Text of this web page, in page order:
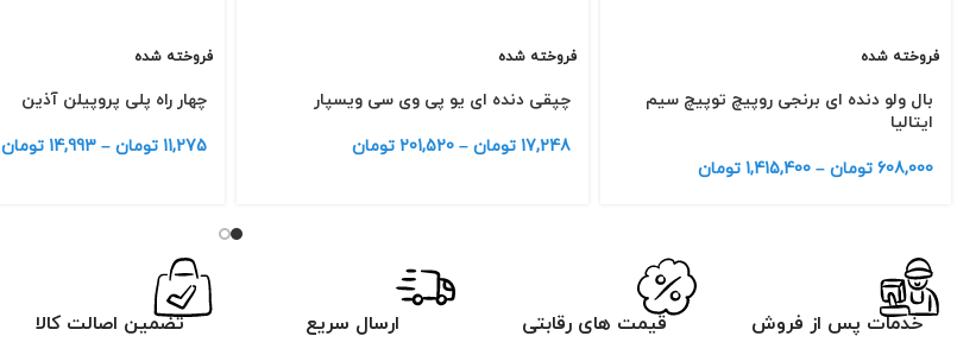
فروخته شده
بال ولو دنده ای برنجی روپیچ توپیچ سیم
ایتالیا
608,000 تومان –
1,415,400 تومان
فروخته شده
چپقی دنده ای یو پی وی سی ویسپار
17,248 تومان –
201,520 تومان
فروخته شده
چهار راه پلی پروپیلن آذین
11,275 تومان –
14,993 تومان
خدمات پس از فروش قیمت های رقابتی ارسال سریع تضمین اصالت کالا